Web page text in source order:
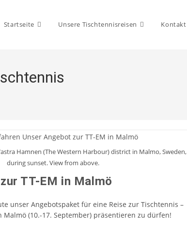
Startseite Unsere Tischtennisreisen Kontakt
Hamnen (The Western Harbour) district in Malmo, Sweden,
during sunset. View from above.
TT-EM in Malmö
unser Angebotspaket für eine Reise zur Tischtennis –
Malmö (10.-17. September) präsentieren zu dürfen!